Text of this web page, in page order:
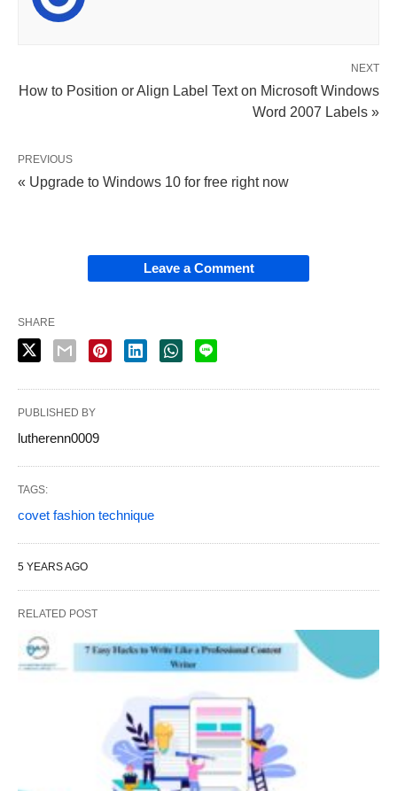
NEXT
How to Position or Align Label Text on Microsoft Windows
Word 2007 Labels »
PREVIOUS
« Upgrade to Windows 10 for free right now
Leave a Comment
SHARE
PUBLISHED BY
lutherenn0009
TAGS:
covet fashion technique
5 YEARS AGO
RELATED POST